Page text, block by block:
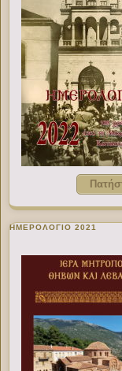
ΗΜΕΡΟΛΟΓΙΟ 2021